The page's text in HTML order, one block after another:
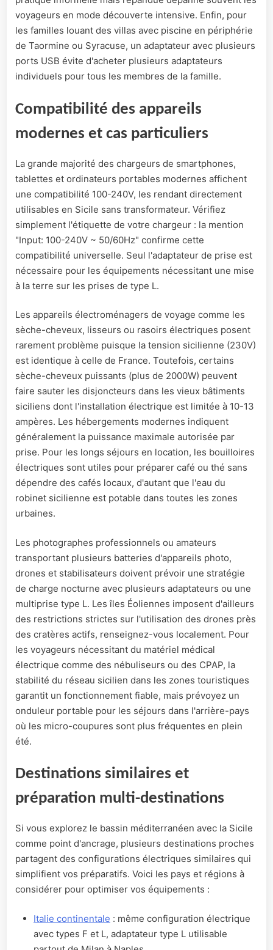
voyageurs en mode découverte intensive. Enfin, pour
les familles louant des villas avec piscine en périphérie
de Taormine ou Syracuse, un adaptateur avec plusieurs
ports USB évite d'acheter plusieurs adaptateurs
individuels pour tous les membres de la famille.
Compatibilité des appareils
modernes et cas particuliers
La grande majorité des chargeurs de smartphones,
tablettes et ordinateurs portables modernes affichent
une compatibilité 100-240V, les rendant directement
utilisables en Sicile sans transformateur. Vérifiez
simplement l'étiquette de votre chargeur : la mention
"Input: 100-240V ~ 50/60Hz" confirme cette
compatibilité universelle. Seul l'adaptateur de prise est
nécessaire pour les équipements nécessitant une mise
à la terre sur les prises de type L.
Les appareils électroménagers de voyage comme les
sèche-cheveux, lisseurs ou rasoirs électriques posent
rarement problème puisque la tension sicilienne (230V)
est identique à celle de France. Toutefois, certains
sèche-cheveux puissants (plus de 2000W) peuvent
faire sauter les disjoncteurs dans les vieux bâtiments
siciliens dont l'installation électrique est limitée à 10-13
ampères. Les hébergements modernes indiquent
généralement la puissance maximale autorisée par
prise. Pour les longs séjours en location, les bouilloires
électriques sont utiles pour préparer café ou thé sans
dépendre des cafés locaux, d'autant que l'eau du
robinet sicilienne est potable dans toutes les zones
urbaines.
Les photographes professionnels ou amateurs
transportant plusieurs batteries d'appareils photo,
drones et stabilisateurs doivent prévoir une stratégie
de charge nocturne avec plusieurs adaptateurs ou une
multiprise type L. Les îles Éoliennes imposent d'ailleurs
des restrictions strictes sur l'utilisation des drones près
des cratères actifs, renseignez-vous localement. Pour
les voyageurs nécessitant du matériel médical
électrique comme des nébuliseurs ou des CPAP, la
stabilité du réseau sicilien dans les zones touristiques
garantit un fonctionnement fiable, mais prévoyez un
onduleur portable pour les séjours dans l'arrière-pays
où les micro-coupures sont plus fréquentes en plein
été.
Destinations similaires et
préparation multi-destinations
Si vous explorez le bassin méditerranéen avec la Sicile
comme point d'ancrage, plusieurs destinations proches
partagent des configurations électriques similaires qui
simplifient vos préparatifs. Voici les pays et régions à
considérer pour optimiser vos équipements :
Italie continentale : même configuration électrique
avec types F et L, adaptateur type L utilisable